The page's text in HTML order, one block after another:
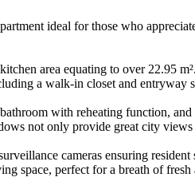
ideal for those who
area equating to over 22.95
a walk-in closet and entryway
with reheating function,
not only provide great city
cameras ensuring
space, perfect for a breath of fresh